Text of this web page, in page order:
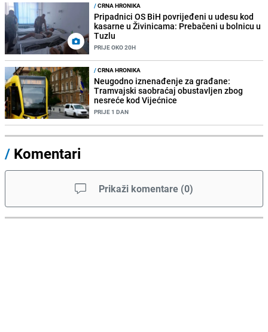
/CRNA HRONIKA
Pripadnici OS BiH povrijeđeni u udesu kod
kasarne u Živinicama: Prebačeni u bolnicu u
Tuzlu
PRIJE OKO 20H
/CRNA HRONIKA
Neugodno iznenađenje za građane:
Tramvajski saobraćaj obustavljen zbog
nesreće kod Vijećnice
PRIJE 1 DAN
/ Komentari
Prikaži komentare (0)